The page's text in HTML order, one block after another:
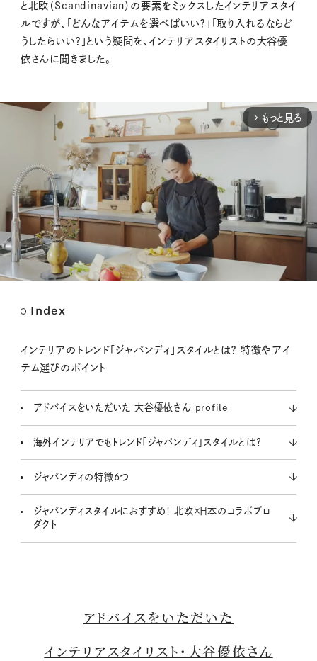
と北欧（Scandinavian）の要素をミックスしたインテリアスタイ
ルですが、「どんなアイテムを選べばいい？」「取り入れるならど
うしたらいい？」という疑問を、インテリアスタイリストの大谷優
依さんに聞きました。
arrow_forward_ios もっと見る
t
Index
インテリアのトレンド「ジャパンディ」スタイルとは？ 特徴やアイ
テム選びのポイント
アドバイスをいただいた 大谷優依さん profile
海外インテリアでもトレンド「ジャパンディ」スタイルとは？
ジャパンディの特徴6つ
ジャパンディスタイルにおすすめ！ 北欧×日本のコラボプロ
ダクト
アドバイスをいただいた
インテリアスタイリスト・大谷優依さん